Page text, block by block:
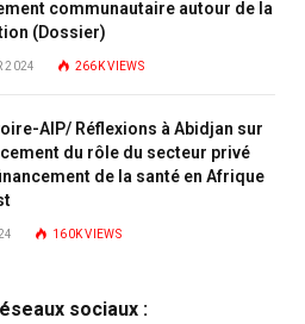
communautaire autour de la
(Dossier)
2024 266KVIEWS
AIP/ Réflexions à Abidjan sur
du rôle du secteur privé
de la santé en Afrique
160KVIEWS
sociaux :